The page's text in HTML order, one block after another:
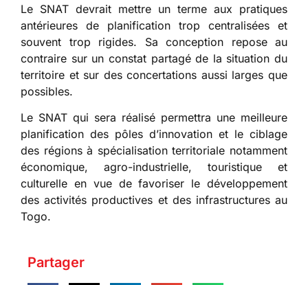
Le SNAT devrait mettre un terme aux pratiques
antérieures de planification trop centralisées et
souvent trop rigides. Sa conception repose au
contraire sur un constat partagé de la situation du
territoire et sur des concertations aussi larges que
possibles.
Le SNAT qui sera réalisé permettra une meilleure
planification des pôles d’innovation et le ciblage
des régions à spécialisation territoriale notamment
économique, agro-industrielle, touristique et
culturelle en vue de favoriser le développement
des activités productives et des infrastructures au
Togo.
Partager